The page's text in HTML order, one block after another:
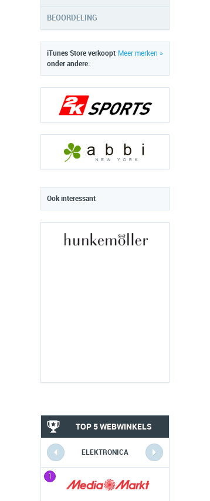
BEOORDELING
Meer merken »
iTunes Store verkoopt
onder andere:
Ook interessant
TOP 5 WEBWINKELS
ELEKTRONICA
1